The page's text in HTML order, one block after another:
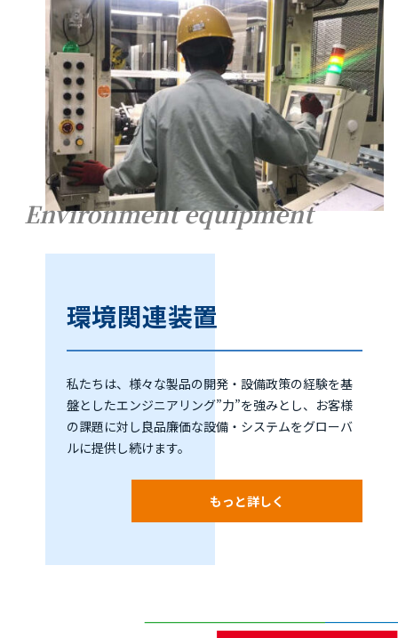
Environment equipment
環境関連装置
私たちは、様々な製品の開発・設備政策の経験を基
盤としたエンジニアリング”力”を強みとし、お客様
の課題に対し良品廉価な設備・システムをグローバ
ルに提供し続けます。
もっと詳しく